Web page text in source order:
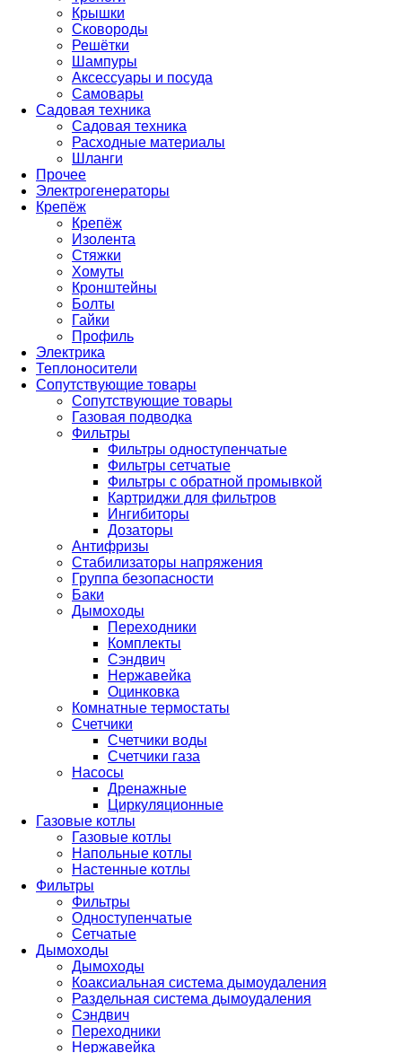
Крышки
Сковороды
Решётки
Шампуры
Аксессуары и посуда
Самовары
Садовая техника
Садовая техника
Расходные материалы
Шланги
Прочее
Электрогенераторы
Крепёж
Крепёж
Изолента
Стяжки
Хомуты
Кронштейны
Болты
Гайки
Профиль
Электрика
Теплоносители
Сопутствующие товары
Сопутствующие товары
Газовая подводка
Фильтры
Фильтры одноступенчатые
Фильтры сетчатые
Фильтры с обратной промывкой
Картриджи для фильтров
Ингибиторы
Дозаторы
Антифризы
Стабилизаторы напряжения
Группа безопасности
Баки
Дымоходы
Переходники
Комплекты
Сэндвич
Нержавейка
Оцинковка
Комнатные термостаты
Счетчики
Счетчики воды
Счетчики газа
Насосы
Дренажные
Циркуляционные
Газовые котлы
Газовые котлы
Напольные котлы
Настенные котлы
Фильтры
Фильтры
Одноступенчатые
Сетчатые
Дымоходы
Дымоходы
Коаксиальная система дымоудаления
Раздельная система дымоудаления
Сэндвич
Переходники
Нержавейка